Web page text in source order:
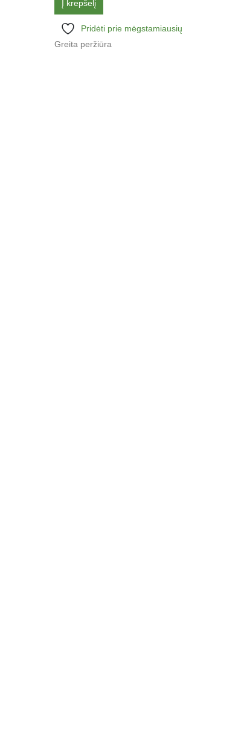
Į krepšelį
Pridėti prie mėgstamiausių
Greita peržiūra